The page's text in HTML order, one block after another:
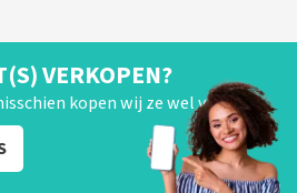
VERKOPEN?
kopen wij ze wel van je!